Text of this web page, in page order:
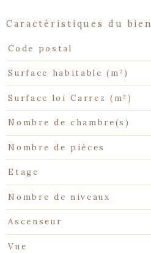
caractéristiques du bien
Caractéristiques Valeurs
Code postal
Surface habitable (m²)
Surface loi Carrez (m²)
Nombre de chambre(s)
Nombre de pièces
Etage
Nombre de niveaux
Ascenseur
Vue